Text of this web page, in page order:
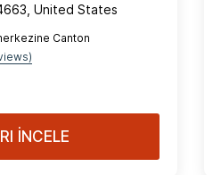
United States
Canton
İNCELE